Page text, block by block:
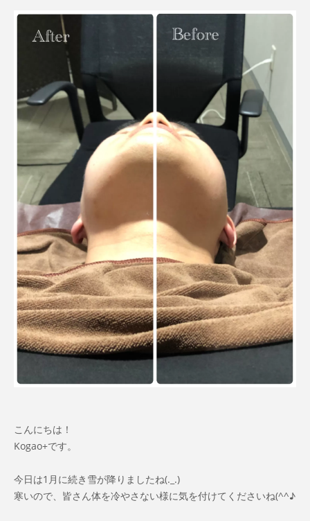
こんにちは！
Kogao+です。
今日は1月に続き雪が降りましたね(._.)
寒いので、皆さん体を冷やさない様に気を付けてくださいね(^^♪